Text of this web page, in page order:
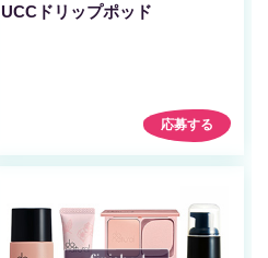
UCCドリップポッド
応募する